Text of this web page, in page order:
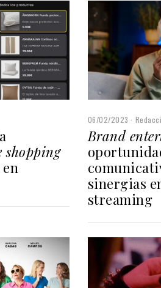
shopping
06/02/2023
Brand
sinergias
streaming